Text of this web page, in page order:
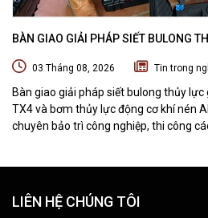
BÀN GIAO GIẢI PHÁP SIẾT BULONG
NGHIỆP CHUYÊN BẢO TRÌ VÀ THI
03 Tháng 08, 2026 Tin trong
Bàn giao giải pháp siết bulong thủy
TX4 và bơm thủy lực động cơ khí nén
chuyên bảo trì công nghiệp, thi công
LIÊN HỆ CHÚNG TÔI